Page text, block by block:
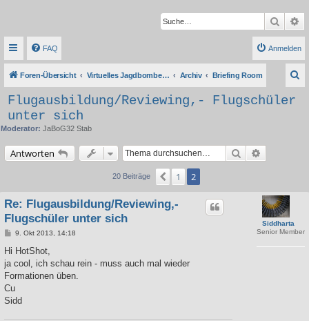
Suche
FAQ Anmelden
Foren-Übersicht Virtuelles Jagdbombergeschwader 32 Archiv Briefing Room
Flugausbildung/Reviewing,- Flugschüler
unter sich
Moderator: JaBoG32 Stab
Antworten Suche
20 Beiträge Vorherige
1 2
Siddharta
Senior Member
Re: Flugausbildung/Reviewing,-
Flugschüler unter sich
B
r
a
9. Okt 2013, 14:18
Hi HotShot,
ja cool, ich schau rein - muss auch mal wieder
Formationen üben.
Cu
Sidd